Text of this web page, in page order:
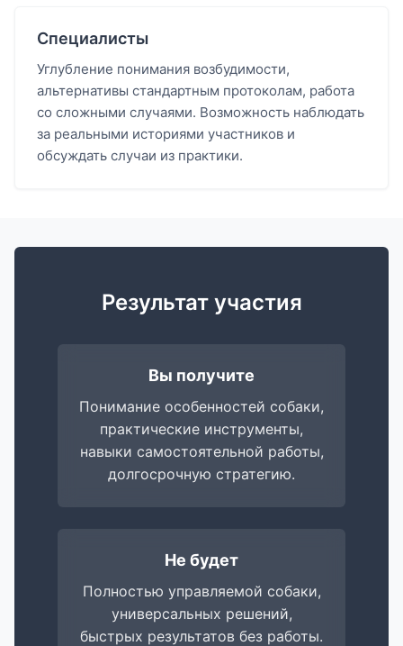
Специалисты
Углубление понимания возбудимости,
альтернативы стандартным протоколам, работа
со сложными случаями. Возможность наблюдать
за реальными историями участников и
обсуждать случаи из практики.
Результат участия
Вы получите
Понимание особенностей собаки,
практические инструменты,
навыки самостоятельной работы,
долгосрочную стратегию.
Не будет
Полностью управляемой собаки,
универсальных решений,
быстрых результатов без работы.